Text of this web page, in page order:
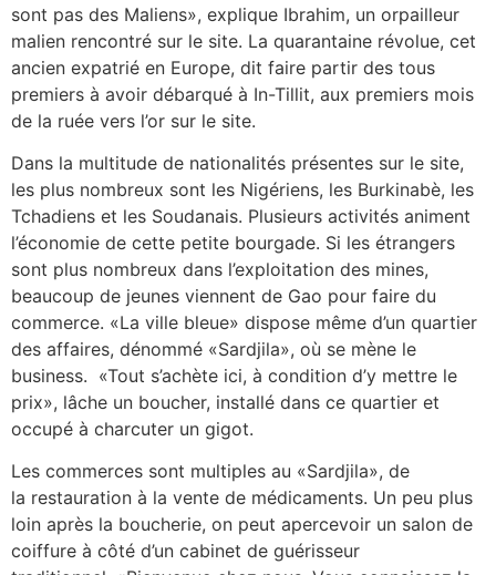
sont pas des Maliens», explique Ibrahim, un orpailleur
malien rencontré sur le site. La quarantaine révolue, cet
ancien expatrié en Europe, dit faire partir des tous
premiers à avoir débarqué à In-Tillit, aux premiers mois
de la ruée vers l’or sur le site.
Dans la multitude de nationalités présentes sur le site,
les plus nombreux sont les Nigériens, les Burkinabè, les
Tchadiens et les Soudanais. Plusieurs activités animent
l’économie de cette petite bourgade. Si les étrangers
sont plus nombreux dans l’exploitation des mines,
beaucoup de jeunes viennent de Gao pour faire du
commerce. «La ville bleue» dispose même d’un quartier
des affaires, dénommé «Sardjila», où se mène le
business. «Tout s’achète ici, à condition d’y mettre le
prix», lâche un boucher, installé dans ce quartier et
occupé à charcuter un gigot.
Les commerces sont multiples au «Sardjila», de
la restauration à la vente de médicaments. Un peu plus
loin après la boucherie, on peut apercevoir un salon de
coiffure à côté d’un cabinet de guérisseur